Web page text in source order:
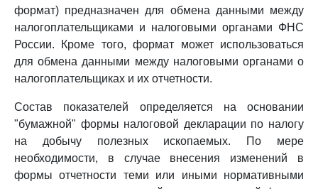
формат) предназначен для обмена данными между
налогоплательщиками и налоговыми органами ФНС
России. Кроме того, формат может использоваться
для обмена данными между налоговыми органами о
налогоплательщиках и их отчетности.
Состав показателей определяется на основании
"бумажной" формы налоговой декларации по налогу
на добычу полезных ископаемых. По мере
необходимости, в случае внесения изменений в
формы отчетности теми или иными нормативными